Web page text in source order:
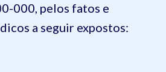
000, pelos fatos e
a seguir expostos: